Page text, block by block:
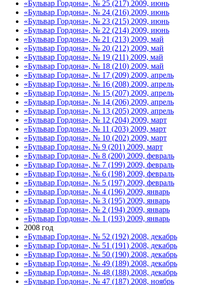
«Бульвар Гордона», № 25 (217) 2009, июнь
«Бульвар Гордона», № 24 (216) 2009, июнь
«Бульвар Гордона», № 23 (215) 2009, июнь
«Бульвар Гордона», № 22 (214) 2009, июнь
«Бульвар Гордона», № 21 (213) 2009, май
«Бульвар Гордона», № 20 (212) 2009, май
«Бульвар Гордона», № 19 (211) 2009, май
«Бульвар Гордона», № 18 (210) 2009, май
«Бульвар Гордона», № 17 (209) 2009, апрель
«Бульвар Гордона», № 16 (208) 2009, апрель
«Бульвар Гордона», № 15 (207) 2009, апрель
«Бульвар Гордона», № 14 (206) 2009, апрель
«Бульвар Гордона», № 13 (205) 2009, апрель
«Бульвар Гордона», № 12 (204) 2009, март
«Бульвар Гордона», № 11 (203) 2009, март
«Бульвар Гордона», № 10 (202) 2009, март
«Бульвар Гордона», № 9 (201) 2009, март
«Бульвар Гордона», № 8 (200) 2009, февраль
«Бульвар Гордона», № 7 (199) 2009, февраль
«Бульвар Гордона», № 6 (198) 2009, февраль
«Бульвар Гордона», № 5 (197) 2009, февраль
«Бульвар Гордона», № 4 (196) 2009, январь
«Бульвар Гордона», № 3 (195) 2009, январь
«Бульвар Гордона», № 2 (194) 2009, январь
«Бульвар Гордона», № 1 (193) 2009, январь
2008 год
«Бульвар Гордона», № 52 (192) 2008, декабрь
«Бульвар Гордона», № 51 (191) 2008, декабрь
«Бульвар Гордона», № 50 (190) 2008, декабрь
«Бульвар Гордона», № 49 (189) 2008, декабрь
«Бульвар Гордона», № 48 (188) 2008, декабрь
«Бульвар Гордона», № 47 (187) 2008, ноябрь